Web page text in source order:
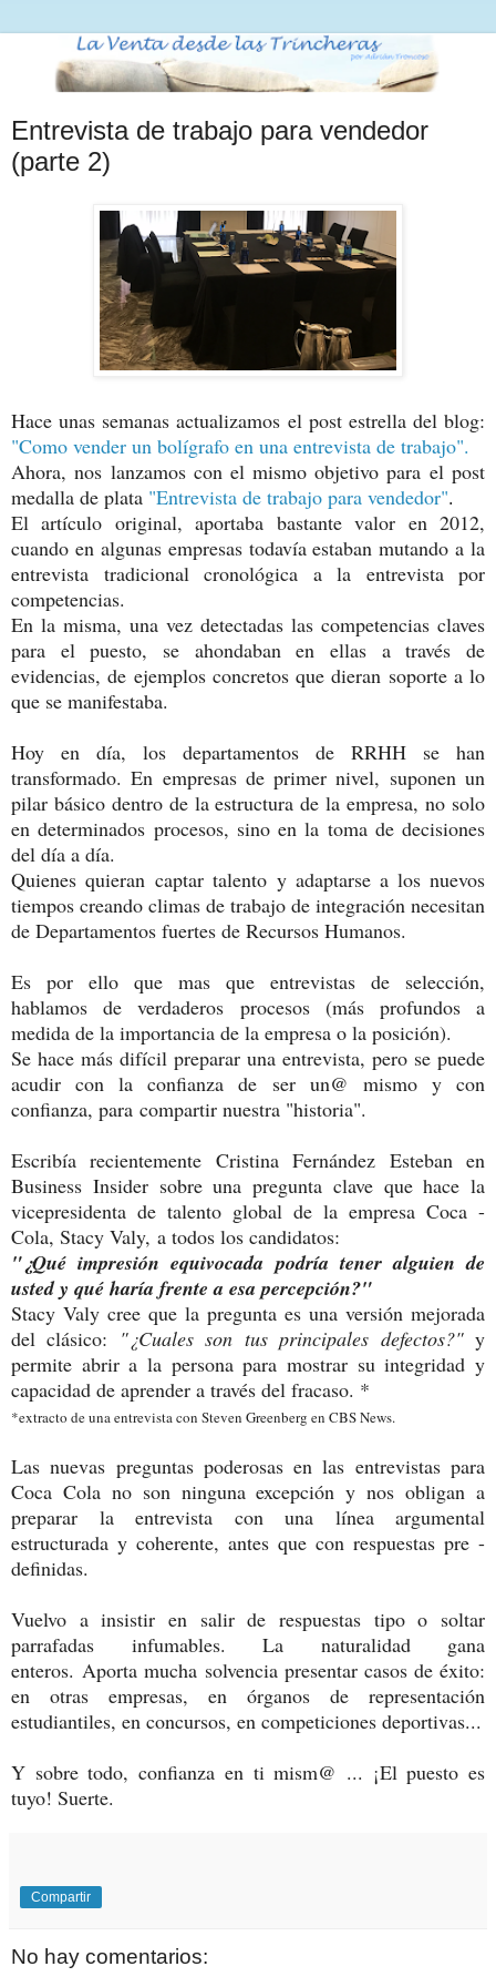
Entrevista de trabajo para vendedor
(parte 2)
Hace unas semanas actualizamos el post estrella del blog:
"Como vender un bolígrafo en una entrevista de trabajo".
Ahora, nos lanzamos con el mismo objetivo para el post
medalla de plata "Entrevista de trabajo para vendedor".
El artículo original, aportaba bastante valor en 2012,
cuando en algunas empresas todavía estaban mutando a la
entrevista tradicional cronológica a la entrevista por
competencias.
En la misma, una vez detectadas las competencias claves
para el puesto, se ahondaban en ellas a través de
evidencias, de ejemplos concretos que dieran soporte a lo
que se manifestaba.
Hoy en día, los departamentos de RRHH se han
transformado. En empresas de primer nivel, suponen un
pilar básico dentro de la estructura de la empresa, no solo
en determinados procesos, sino en la toma de decisiones
del día a día.
Quienes quieran captar talento y adaptarse a los nuevos
tiempos creando climas de trabajo de integración necesitan
de Departamentos fuertes de Recursos Humanos.
Es por ello que mas que entrevistas de selección,
hablamos de verdaderos procesos (más profundos a
medida de la importancia de la empresa o la posición).
Se hace más difícil preparar una entrevista, pero se puede
acudir con la confianza de ser un@ mismo y con
confianza, para compartir nuestra "historia".
Escribía recientemente Cristina Fernández Esteban en
Business Insider sobre una pregunta clave que hace la
vicepresidenta de talento global de la empresa Coca -
Cola, Stacy Valy, a todos los candidatos:
"¿Qué impresión equivocada podría tener alguien de
usted y qué haría frente a esa percepción?"
Stacy Valy cree que la pregunta es una versión mejorada
del clásico: "¿Cuales son tus principales defectos?"y
permite abrir a la persona para mostrar su integridad y
capacidad de aprender a través del fracaso. *
*extracto de una entrevista con Steven Greenberg en CBS News.
Las nuevas preguntas poderosas en las entrevistas para
Coca Cola no son ninguna excepción y nos obligan a
preparar la entrevista con una línea argumental
estructurada y coherente, antes que con respuestas pre -
definidas.
Vuelvo a insistir en salir de respuestas tipo o soltar
parrafadas infumables. La naturalidad gana
enteros. Aporta mucha solvencia presentar casos de éxito:
en otras empresas, en órganos de representación
estudiantiles, en concursos, en competiciones deportivas...
Y sobre todo, confianza en ti mism@ ... ¡El puesto es
tuyo! Suerte.
Compartir
No hay comentarios: